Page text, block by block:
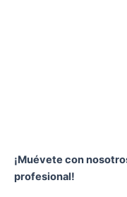
¡Muévete con
profesional!